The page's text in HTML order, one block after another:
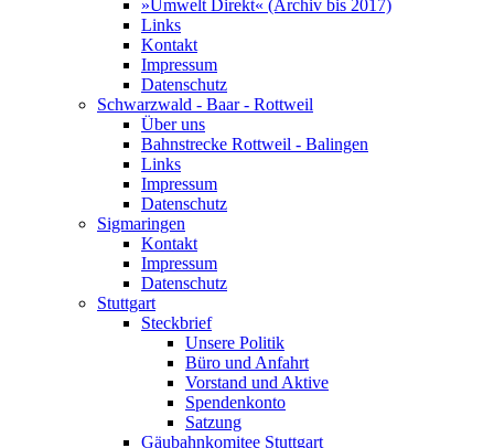
»Umwelt Direkt« (Archiv bis 2017)
Links
Kontakt
Impressum
Datenschutz
Schwarzwald - Baar - Rottweil
Über uns
Bahnstrecke Rottweil - Balingen
Links
Impressum
Datenschutz
Sigmaringen
Kontakt
Impressum
Datenschutz
Stuttgart
Steckbrief
Unsere Politik
Büro und Anfahrt
Vorstand und Aktive
Spendenkonto
Satzung
Gäubahnkomitee Stuttgart